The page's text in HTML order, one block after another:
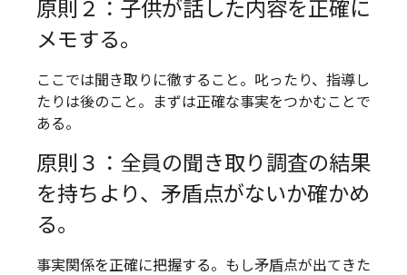
原則２：子供が話した内容を正確に
メモする。
ここでは聞き取りに徹すること。叱ったり、指導し
たりは後のこと。まずは正確な事実をつかむことで
ある。
原則３：全員の聞き取り調査の結果
を持ちより、矛盾点がないか確かめ
る。
事実関係を正確に把握する。もし矛盾点が出てきた